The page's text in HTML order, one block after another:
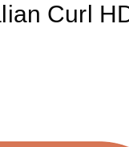
Curl